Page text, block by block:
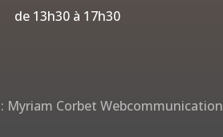
de 13h30 à 17h30
Myriam Corbet Webcommunication